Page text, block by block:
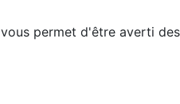
vous permet d'être averti